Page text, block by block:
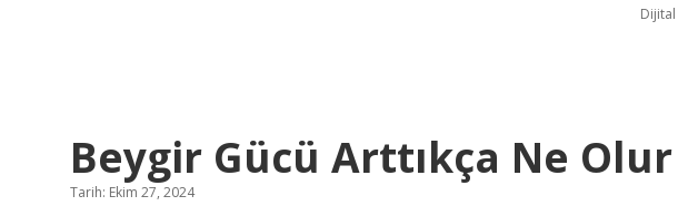
Beygir Gücü Arttıkça Ne Olur
Tarih: Ekim 27, 2024